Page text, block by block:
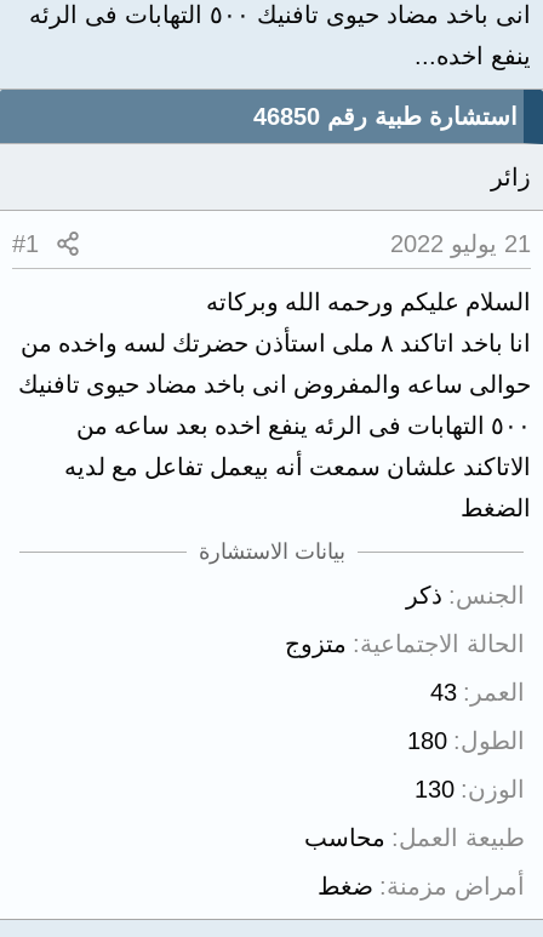
انى باخد مضاد حيوى تافنيك ٥٠٠ التهابات فى الرئه
ينفع اخده...
استشارة طبية رقم 46850
زائر
21 يوليو 2022 #1
السلام عليكم ورحمه الله وبركاته
انا باخد اتاكند ٨ ملى استأذن حضرتك لسه واخده من
حوالى ساعه والمفروض انى باخد مضاد حيوى تافنيك
٥٠٠ التهابات فى الرئه ينفع اخده بعد ساعه من
الاتاكند علشان سمعت أنه بيعمل تفاعل مع لديه
الضغط
بيانات الاستشارة
الجنس ذكر
الحالة الاجتماعية
متزوج
العمر
43
الطول 180
الوزن 130
طبيعة العمل
محاسب
أمراض مزمنة ضغط